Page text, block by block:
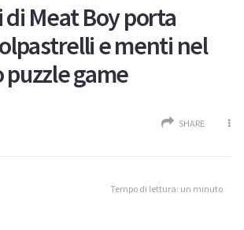
di Meat Boy porta
e menti nel
game
SHARE
Tempo di lettura: un minuto